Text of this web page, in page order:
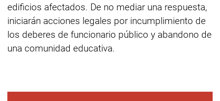
edificios afectados. De no mediar una respuesta,
iniciarán acciones legales por incumplimiento de
los deberes de funcionario público y abandono de
una comunidad educativa.